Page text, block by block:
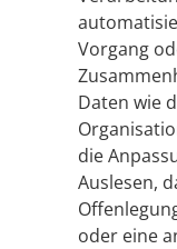
Vorgang
Daten wie
die
Auslesen,
oder eine